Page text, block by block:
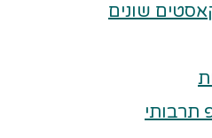
שונים
תרבותי